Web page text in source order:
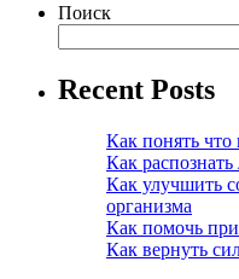
Поиск
Recent Posts
Как понять
Как
Как улучшить
организма
Как помочь при
Как вернуть